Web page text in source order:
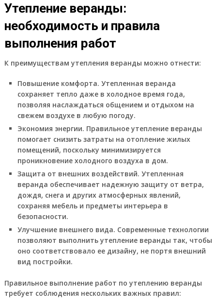
Утепление веранды:
необходимость и правила
выполнения работ
К преимуществам утепления веранды можно отнести:
Повышение комфорта. Утепленная веранда
сохраняет тепло даже в холодное время года,
позволяя наслаждаться общением и отдыхом на
свежем воздухе в любую погоду.
Экономия энергии. Правильное утепление веранды
помогает снизить затраты на отопление жилых
помещений, поскольку минимизируется
проникновение холодного воздуха в дом.
Защита от внешних воздействий. Утепленная
веранда обеспечивает надежную защиту от ветра,
дождя, снега и других атмосферных явлений,
сохраняя мебель и предметы интерьера в
безопасности.
Улучшение внешнего вида. Современные технологии
позволяют выполнить утепление веранды так, чтобы
оно соответствовало ее дизайну, не портя внешний
вид постройки.
Правильное выполнение работ по утеплению веранды
требует соблюдения нескольких важных правил: